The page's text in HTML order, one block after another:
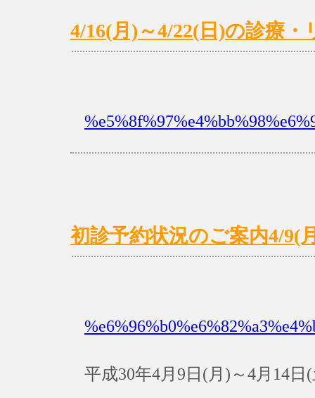
4/16(月)～4/22(日)の診療
初診予約状況のご案内4/9(
平成30年4月9日(月)～4月14